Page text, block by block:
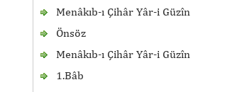
Menâkıb-ı Çihâr Yâr-i Güzîn
Önsöz
Menâkıb-ı Çihâr Yâr-i Güzîn
1.Bâb